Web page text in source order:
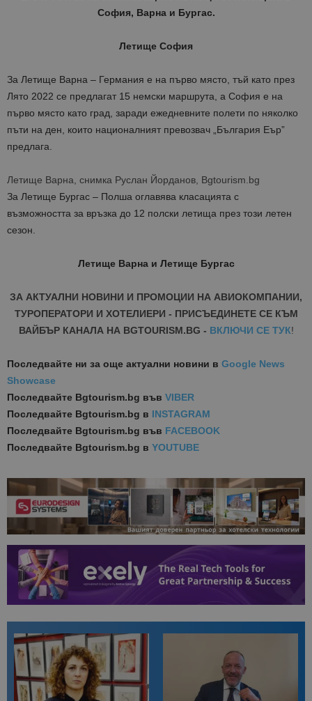
София, Варна и Бургас.
Летище София
За Летище Варна – Германия е на първо място, тъй като през
Лято 2022 се предлагат 15 немски маршрута, а София е на
първо място като град, заради ежедневните полети по няколко
пъти на ден, които националният превозвач „България Еър”
предлага.
Летище Варна, снимка Руслан Йорданов, Bgtourism.bg
За Летище Бургас – Полша оглавява класацията с
възможността за връзка до 12 полски летища през този летен
сезон.
Летище Варна и Летище Бургас
ЗА АКТУАЛНИ НОВИНИ И ПРОМОЦИИ НА АВИОКОМПАНИИ,
ТУРОПЕРАТОРИ И ХОТЕЛИЕРИ - ПРИСЪЕДИНЕТЕ СЕ КЪМ
ВАЙБЪР КАНАЛА НА BGTOURISM.BG - ВКЛЮЧИ СЕ ТУК!
Последвайте ни за още актуални новини в Google News
Showcase
Последвайте Bgtourism.bg във VIBER
Последвайте Bgtourism.bg в INSTAGRAM
Последвайте Bgtourism.bg във FACEBOOK
Последвайте Bgtourism.bg в YOUTUBE